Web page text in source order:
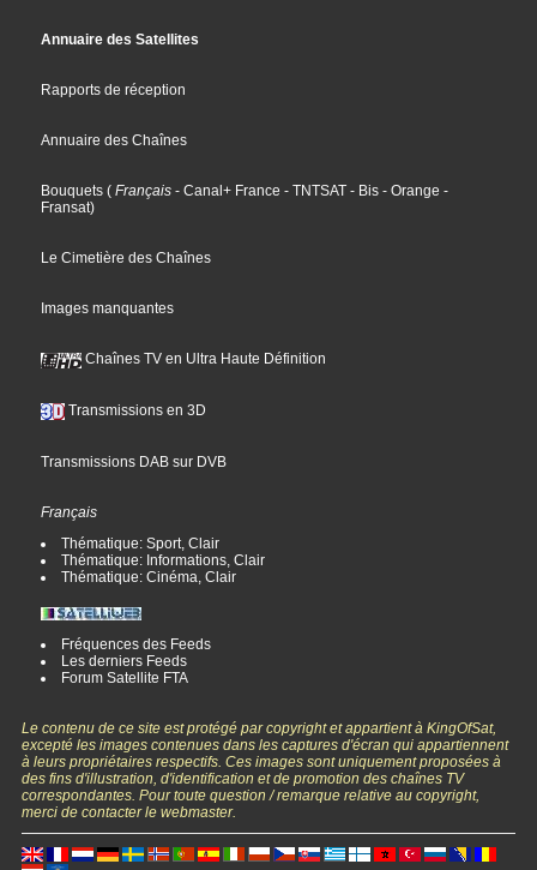
Annuaire des Satellites
Rapports de réception
Annuaire des Chaînes
Bouquets ( Français - Canal+ France - TNTSAT - Bis - Orange -
Fransat)
Le Cimetière des Chaînes
Images manquantes
Chaînes TV en Ultra Haute Définition
Transmissions en 3D
Transmissions DAB sur DVB
Français
Thématique: Sport, Clair
Thématique: Informations, Clair
Thématique: Cinéma, Clair
Fréquences des Feeds
Les derniers Feeds
Forum Satellite FTA
Le contenu de ce site est protégé par copyright et appartient à KingOfSat,
excepté les images contenues dans les captures d'écran qui appartiennent
à leurs propriétaires respectifs. Ces images sont uniquement proposées à
des fins d'illustration, d'identification et de promotion des chaînes TV
correspondantes. Pour toute question / remarque relative au copyright,
merci de contacter le webmaster.